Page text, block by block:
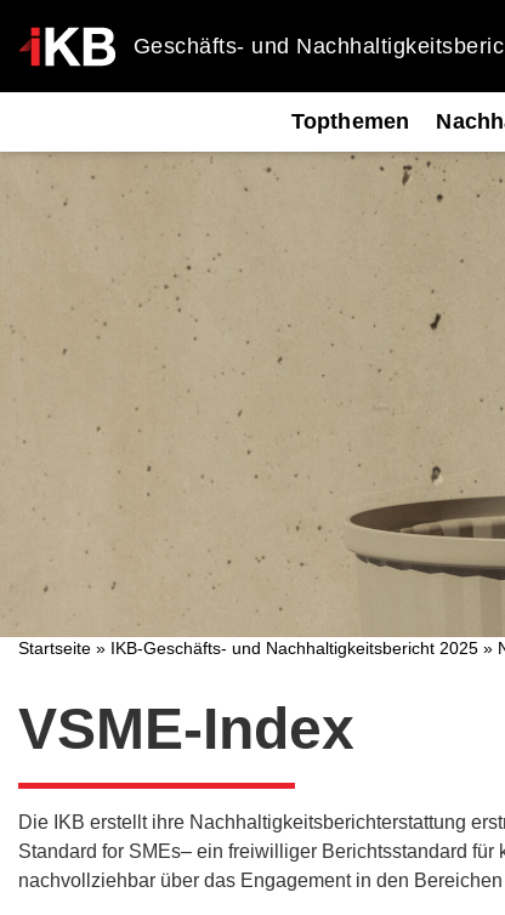
Geschäfts- und
Topthemen
Startseite » IKB-Geschäfts- und Nachhaltigkeitsbericht 2025 »
VSME-Index
Die IKB erstellt ihre Nachhaltigkeitsberichterstattung
Standard for SMEs– ein freiwilliger Berichtsstandard
nachvollziehbar über das Engagement in den